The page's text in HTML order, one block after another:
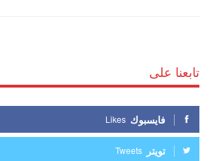
تابعنا على
فايسبوك Likes
تويتر Tweets